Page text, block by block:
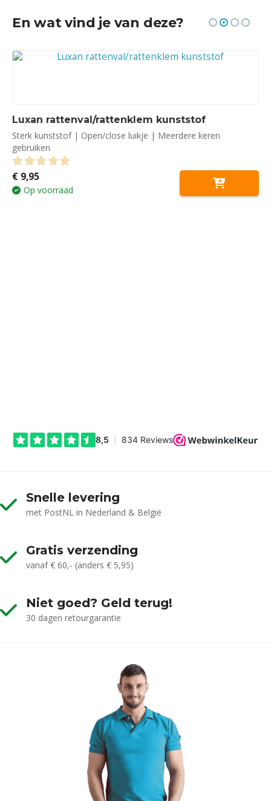
En wat vind je van deze?
Luxan rattenval/rattenklem kunststof
Sterk kunststof | Open/close luikje | Meerdere keren
gebruiken
0 out of 5
€ 9,95
Op voorraad
Snelle levering
met PostNL in Nederland & België
Gratis verzending
vanaf € 60,- (anders € 5,95)
Niet goed? Geld terug!
30 dagen retourgarantie